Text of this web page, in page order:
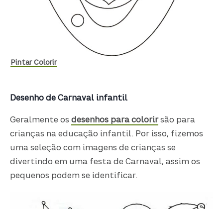
Pintar Colorir
Desenho de Carnaval infantil
Geralmente osdesenhos para colorirsão para
crianças na educação infantil. Por isso, fizemos
uma seleção com imagens de crianças se
divertindo em uma festa de Carnaval, assim os
pequenos podem se identificar.